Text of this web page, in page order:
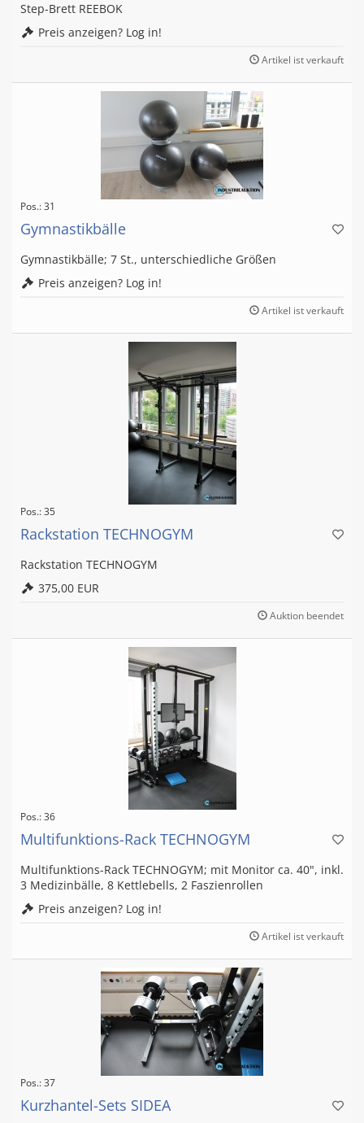
Step-Brett REEBOK
Preis anzeigen? Log in!
Artikel ist verkauft
Pos.: 31
Gymnastikbälle
Gymnastikbälle; 7 St., unterschiedliche Größen
Preis anzeigen? Log in!
Artikel ist verkauft
Pos.: 35
Rackstation TECHNOGYM
Rackstation TECHNOGYM
375,00 EUR
Auktion beendet
Pos.: 36
Multifunktions-Rack TECHNOGYM
Multifunktions-Rack TECHNOGYM; mit Monitor ca. 40", inkl.
3 Medizinbälle, 8 Kettlebells, 2 Faszienrollen
Preis anzeigen? Log in!
Artikel ist verkauft
Pos.: 37
Kurzhantel-Sets SIDEA